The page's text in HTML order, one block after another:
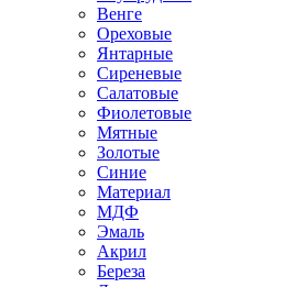
Венге
Ореховые
Янтарные
Сиреневые
Салатовые
Фиолетовые
Мятные
Золотые
Синие
Материал
МДФ
Эмаль
Акрил
Береза